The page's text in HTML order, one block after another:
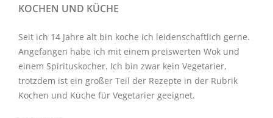
KOCHEN UND KÜCHE
Seit ich 14 Jahre alt bin koche ich leidenschaftlich gerne.
Angefangen habe ich mit einem preiswerten Wok und
einem Spirituskocher. Ich bin zwar kein Vegetarier,
trotzdem ist ein großer Teil der Rezepte in der Rubrik
Kochen und Küche für Vegetarier geeignet.